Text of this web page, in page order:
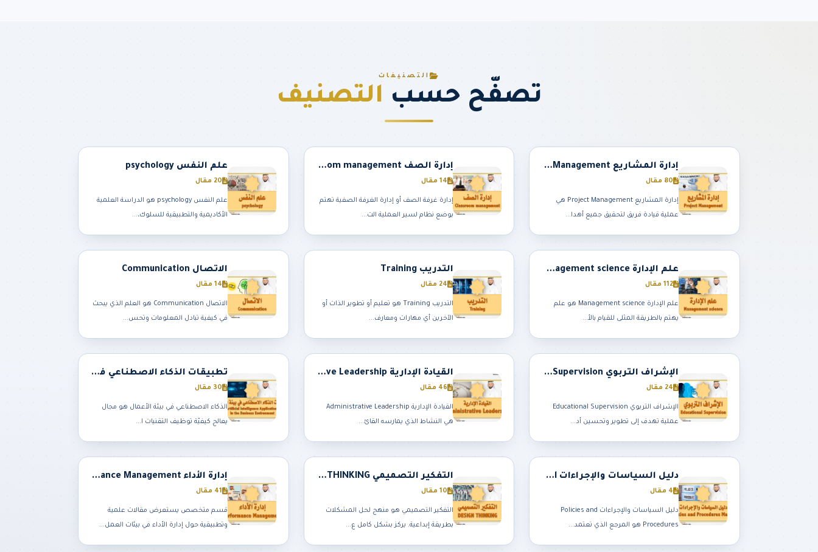
التصنيفات
تصفّح حسب التصنيف
إدارة المشاريع Project Management
80 مقال
إدارة المشاريع Project Management هي
عملية قيادة فريق لتحقيق جميع أهدا...
إدارة الصف Classroom management
14 مقال
إدارة غرفة الصف أو إدارة الغرفة الصفية تهتم
بوضع نظام لسير العملية الت...
علم النفس psychology
20 مقال
علم النفس psychology هو الدراسة العلمية
الأكاديمية والتطبيقية للسلوك،...
علم الإدارة Management science
112 مقال
علم الإدارة Management science هو علم
يهتم بالطريقة المثلى للقيام بالأ...
التدريب Training
24 مقال
التدريب Training ‏هو تعليم أو تطوير الذات أو
الآخرين أي مهارات ومعارف...
الاتصال Communication
14 مقال
الاتصال Communication هو العلم الذي يبحث
في كيفية تبادل المعلومات وتحس...
الإشراف التربوي Educational Supervision
24 مقال
الإشراف التربوي Educational Supervision
عملية تهدف إلى تطوير وتحسين أد...
القيادة الإدارية Administrative Leadership
46 مقال
القيادة الإدارية Administrative Leadership
هي النشاط الذي يمارسه القائ...
تطبيقات الذكاء الاصطناعي في بيئة الأعمال Artificial Intelligence Applications In the Business Environment
30 مقال
الذكاء الاصطناعي في بيئة الأعمال هو مجال
يعالج كيفيّة توظيف التقنيات ا...
دليل السياسات والإجراءات Policies and Procedures Manual
4 مقال
دليل السياسات والإجراءات Policies and
Procedures هو المرجع الذي تعتمد...
التفكير التصميمي DESIGN THINKING
10 مقال
التفكير التصميمي هو منهج لحل المشكلات
بطريقة إبداعية. يركز بشكل كامل ع...
إدارة الأداء Performance Management
41 مقال
قسم متخصص يستعرض مقالات علمية
وتطبيقية حول إدارة الأداء في بيئات العمل...